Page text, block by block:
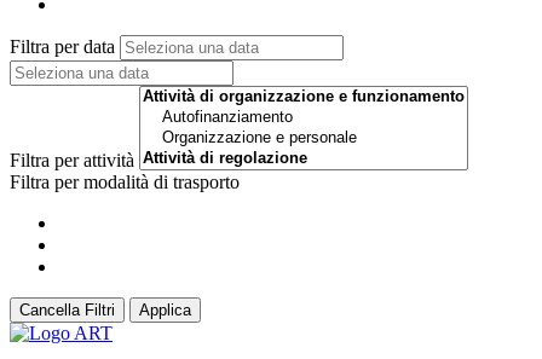
Filtra per data
Filtra per attività
Filtra per modalità di trasporto
Cancella Filtri Applica